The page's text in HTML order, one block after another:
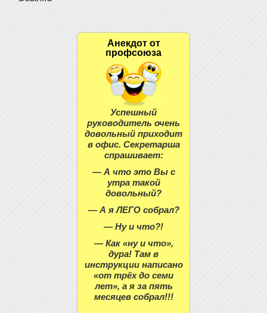
Анекдот от
профсоюза
Успешный
руководитель очень
довольный приходит
в офис. Секретарша
спрашивает:
— А что это Вы с
утра такой
довольный?
— А я ЛЕГО собрал?
— Ну и что?!
— Как «ну и что»,
дура! Там в
инструкции написано
«от трёх до семи
лет», а я за пять
месяцев собрал!!!